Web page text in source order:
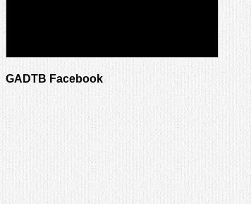
GADTB Facebook